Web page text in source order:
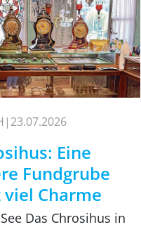
23.07.2026
Eine
Fundgrube
Charme
Das Chrosihus in